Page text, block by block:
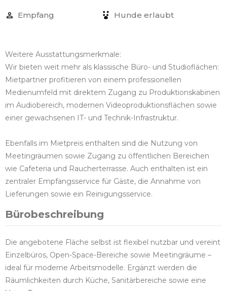
Empfang Hunde erlaubt
Weitere Ausstattungsmerkmale:
Wir bieten weit mehr als klassische Büro- und Studioflächen:
Mietpartner profitieren von einem professionellen
Medienumfeld mit direktem Zugang zu Produktionskabinen
im Audiobereich, modernen Videoproduktionsflächen sowie
einer gewachsenen IT- und Technik-Infrastruktur.
Ebenfalls im Mietpreis enthalten sind die Nutzung von
Meetingräumen sowie Zugang zu öffentlichen Bereichen
wie Cafeteria und Raucherterrasse. Auch enthalten ist ein
zentraler Empfangsservice für Gäste, die Annahme von
Lieferungen sowie ein Reinigungsservice.
Bürobeschreibung
Die angebotene Fläche selbst ist flexibel nutzbar und vereint
Einzelbüros, Open-Space-Bereiche sowie Meetingräume –
ideal für moderne Arbeitsmodelle. Ergänzt werden die
Räumlichkeiten durch Küche, Sanitärbereiche sowie eine